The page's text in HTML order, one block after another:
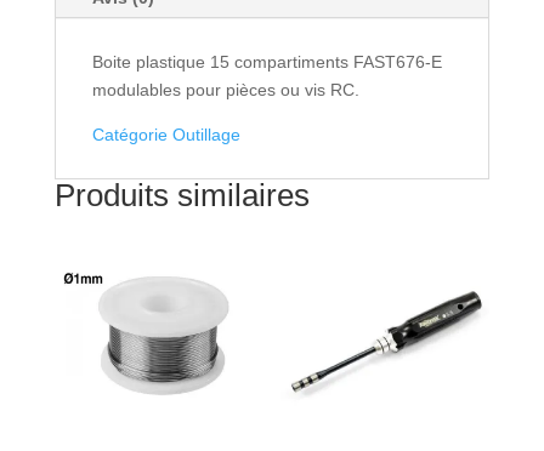
plastique
compartiments
modulables
175mmx100mmx20mm
Boite plastique 15 compartiments FAST676-E
modulables pour pièces ou vis RC.
Catégorie Outillage
Produits similaires